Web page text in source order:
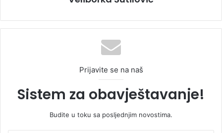
Prijavite se na naš
Sistem za obavještavanje!
Budite u toku sa posljednjim novostima.